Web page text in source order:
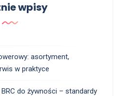
wpisy
asortyment,
w praktyce
do żywności – standardy